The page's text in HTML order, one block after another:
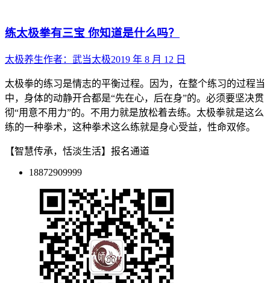
练太极拳有三宝 你知道是什么吗？
太极养生作者： 武当太极2019 年 8 月 12 日
太极拳的练习是情志的平衡过程。因为，在整个练习的过程当
中，身体的动静开合都是“先在心，后在身”的。必须要坚决贯
彻“用意不用力”的。不用力就是放松着去练。太极拳就是这么
练的一种拳术，这种拳术这么练就是身心受益，性命双修。
【智慧传承，恬淡生活】报名通道
18872909999